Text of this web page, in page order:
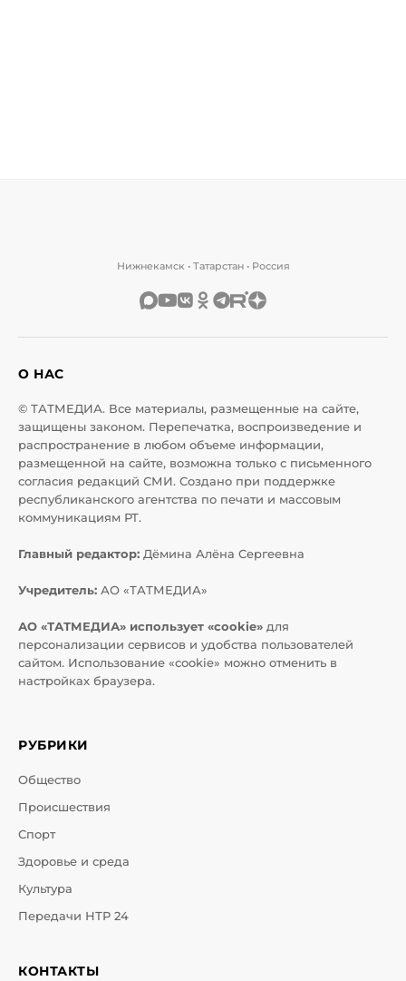
Нижнекамск • Татарстан • Россия
О НАС
© ТАТМЕДИА. Все материалы, размещенные на сайте,
защищены законом. Перепечатка, воспроизведение и
распространение в любом объеме информации,
размещенной на сайте, возможна только с письменного
согласия редакций СМИ. Создано при поддержке
республиканского агентства по печати и массовым
коммуникациям РТ.
Главный редактор: Дёмина Алёна Сергеевна
Учредитель: АО «ТАТМЕДИА»
АО «ТАТМЕДИА» использует «cookie» для
персонализации сервисов и удобства пользователей
сайтом. Использование «cookie» можно отменить в
настройках браузера.
РУБРИКИ
Общество
Происшествия
Спорт
Здоровье и среда
Культура
Передачи НТР 24
КОНТАКТЫ